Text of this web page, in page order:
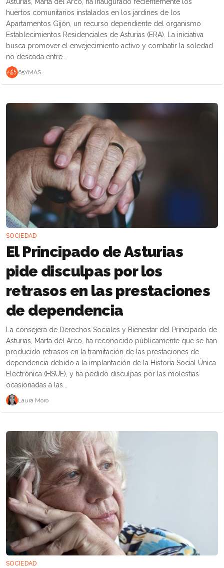
huertos comunitarios instalados en los jardines de los
Apartamentos Gijón, un recurso dependiente del organismo
Establecimientos Residenciales de Asturias (ERA). La iniciativa
busca promover el envejecimiento activo y combatir la soledad
no deseada entre...
65YMÁS
SOCIEDAD
El Principado de Asturias
pide disculpas por los
retrasos en las prestaciones
de dependencia
La consejera de Derechos Sociales y Bienestar del Principado de
Asturias, Marta del Arco, ha reconocido públicamente que se han
producido retrasos en la tramitación de las prestaciones de
dependencia debido a la implantación de la Historia Social Única
Electrónica (HSUE), y ha pedido disculpas por las molestias
ocasionadas a las...
Laura Moro
SOCIEDAD